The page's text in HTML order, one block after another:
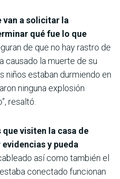
van a solicitar la
qué fue lo que
de que no hay rastro de
causado la muerte de su
niños estaban durmiendo en
ninguna explosión
resaltó.
visiten la casa de
y pueda
así como también el
conectado funcionan